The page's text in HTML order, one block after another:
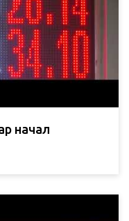
начал